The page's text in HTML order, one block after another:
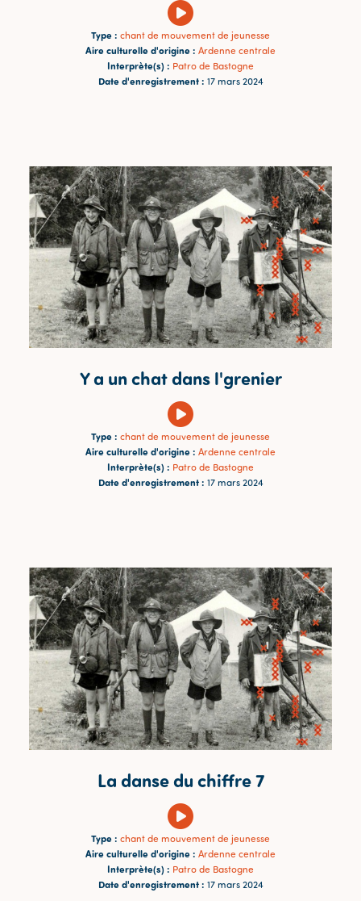
Type : chant de mouvement de jeunesse
Aire culturelle d'origine : Ardenne centrale
Interprète(s) : Patro de Bastogne
Date d'enregistrement : 17 mars 2024
Y a un chat dans l'grenier
Type : chant de mouvement de jeunesse
Aire culturelle d'origine : Ardenne centrale
Interprète(s) : Patro de Bastogne
Date d'enregistrement : 17 mars 2024
La danse du chiffre 7
Type : chant de mouvement de jeunesse
Aire culturelle d'origine : Ardenne centrale
Interprète(s) : Patro de Bastogne
Date d'enregistrement : 17 mars 2024